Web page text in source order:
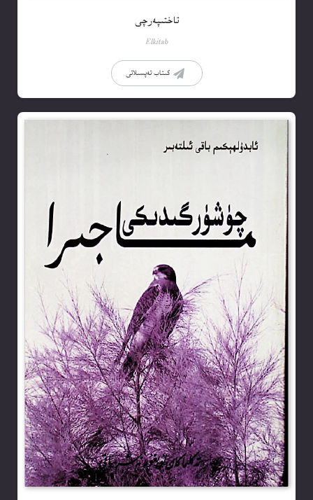
تاختىپەرچى
Elkitab
كىتاب تەپسىلاتى